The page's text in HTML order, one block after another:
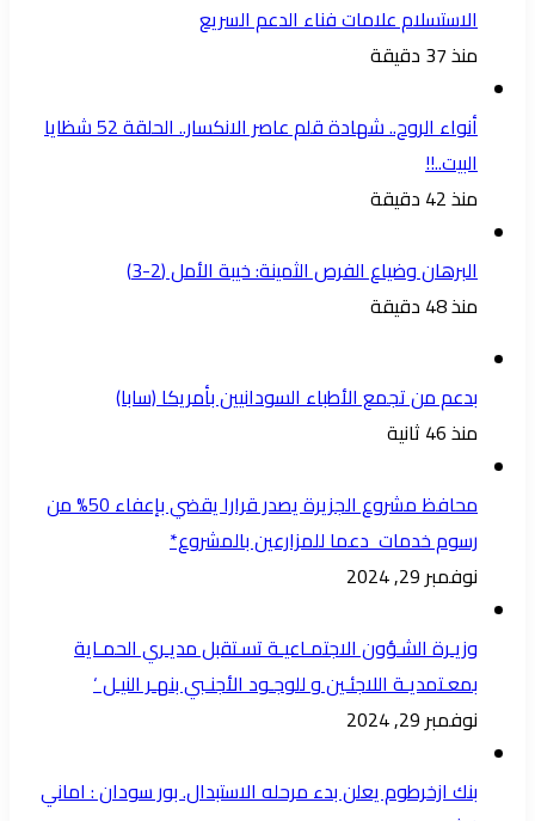
الاستسلام علامات فناء الدعم السريع
منذ 37 دقيقة
أنواء الروح.. شهادة قلم عاصر الانكسار.. الحلقة 52 شظايا
البيت..!!
منذ 42 دقيقة
البرهان وضياع الفرص الثمينة: خيبة الأمل (2-3)
منذ 48 دقيقة
بدعم من تجمع الأطباء السودانيين بأمريكا (سابا)
منذ 46 ثانية
محافظ مشروع الجزيرة يصدر قرارا يقضي بإعفاء 50% من
رسوم خدمات دعما للمزارعين بالمشروع*
نوفمبر 29, 2024
وزيـرة الشـؤون الاجتمـاعيـة تسـتقبل مديـري الحمـاية
بمعـتمديـة اللاجئـين و للوجـود الأجنـبي بنهـر النيـل ‘
نوفمبر 29, 2024
بنك ازخرطوم يعلن بدء مرحله الاستبدال. بور سودان : اماني